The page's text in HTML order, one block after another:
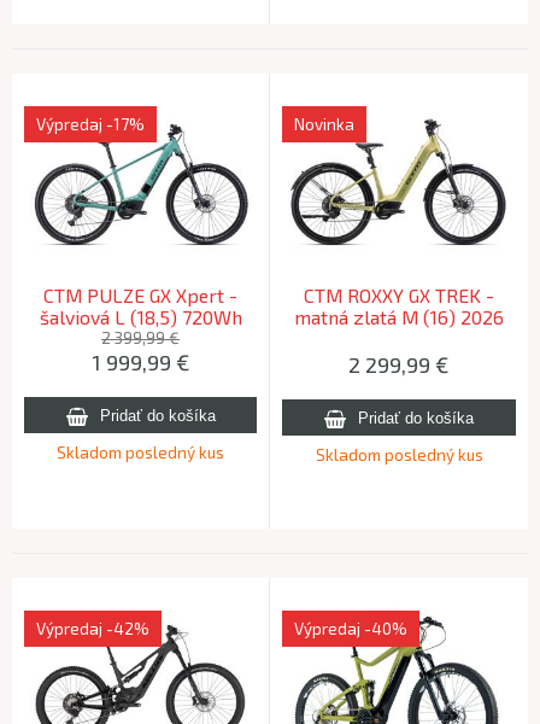
CTM PULZE GX Xpert -
šalviová L (18,5) 720Wh
2025 (175-185cm)
Výpredaj -17%
2 399,99 €
1 999,99 €
Skladom posledný kus
CTM ROXXY GX TREK -
matná zlatá M (16) 2026
Novinka
2 299,99 €
Skladom posledný kus
Výpredaj -42% Výpredaj -40%